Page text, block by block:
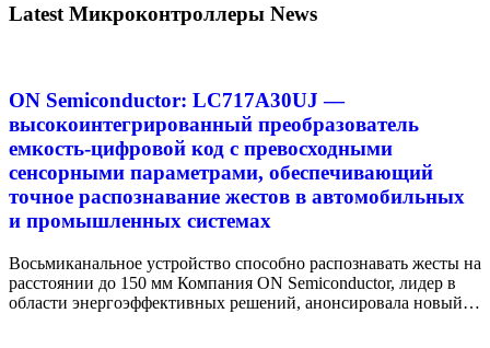
Latest Микроконтроллеры News
ON Semiconductor: LC717A30UJ —
высокоинтегрированный преобразователь
емкость-цифровой код с превосходными
сенсорными параметрами, обеспечивающий
точное распознавание жестов в автомобильных
и промышленных системах
Восьмиканальное устройство способно распознавать жесты на
расстоянии до 150 мм Компания ON Semiconductor, лидер в
области энергоэффективных решений, анонсировала новый…